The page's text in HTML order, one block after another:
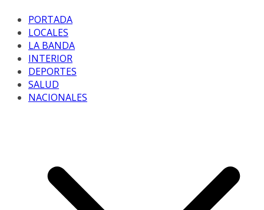
PORTADA
LOCALES
LA BANDA
INTERIOR
DEPORTES
SALUD
NACIONALES